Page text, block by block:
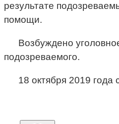
результате
помощи.
Возбуждено
подозреваемого.
18 октября 2019 года